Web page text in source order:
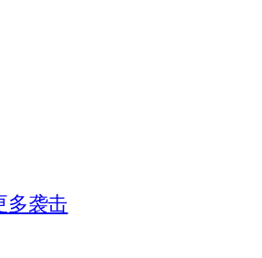
多袭击